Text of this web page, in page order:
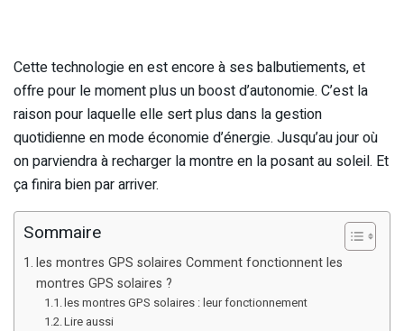
Cette technologie en est encore à ses balbutiements, et
offre pour le moment plus un boost d’autonomie. C’est la
raison pour laquelle elle sert plus dans la gestion
quotidienne en mode économie d’énergie. Jusqu’au jour où
on parviendra à recharger la montre en la posant au soleil. Et
ça finira bien par arriver.
Sommaire
les montres GPS solaires Comment fonctionnent les
montres GPS solaires ?
les montres GPS solaires : leur fonctionnement
Lire aussi